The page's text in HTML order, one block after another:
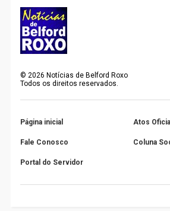
©2026 Notícias de Belford Roxo
Todos os direitos reservados.
Página inicial Atos
Fale Conosco Coluna
Portal do Servidor